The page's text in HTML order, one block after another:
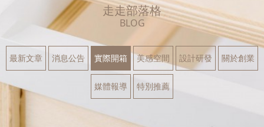
產品
關於
據點
走走部落格
BLOG
最新文章 消息公告 實際開箱 美感空間 設計研發 關於創業
媒體報導 特別推薦